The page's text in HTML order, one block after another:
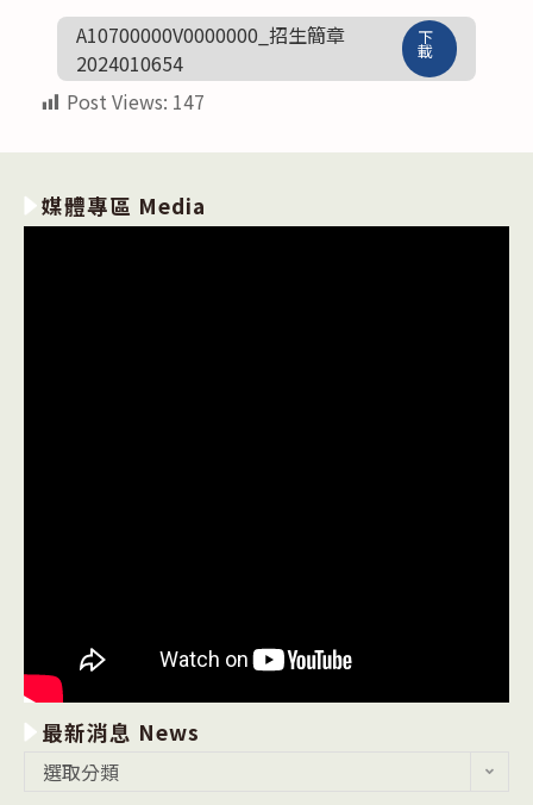
A10700000V0000000_招生簡章
2024010654
下
載
Post Views: 147
媒體專區 Media
最新消息 News
選取分類